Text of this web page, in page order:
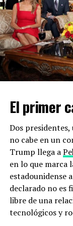
OTROS
Diversos
ejerciendo
proteja más a la
Centro para la
abriera un
tema.
“La pesca ilegal
mexicanas, y la
posible. Nos
presionando a
vaquita”,
programa
El primer
Dos
no cabe en un
Trump llega a
en lo que marca
estadounidense
declarado no es
libre de una
tecnológicos y